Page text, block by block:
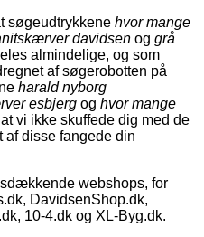
søgeudtrykkene hvor mange
davidsen og grå
almindelige, og som
af søgerobotten på
harald nyborg
esbjerg og hvor mange
vi ikke skuffede dig med de
af disse fangede din
webshops, for
DavidsenShop.dk,
10-4.dk og XL-Byg.dk.